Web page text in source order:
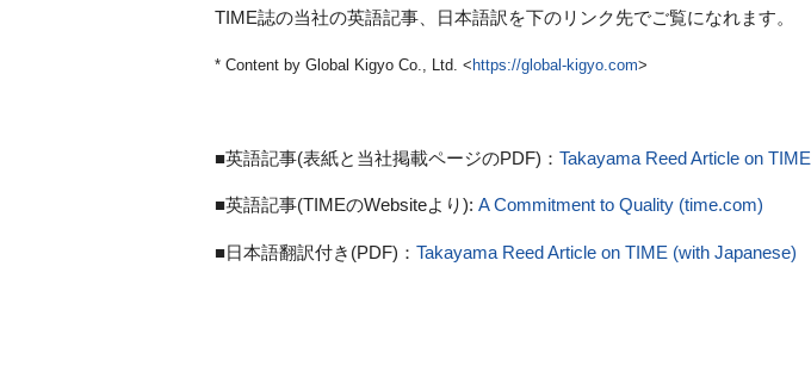
TIME誌の当社の英語記事、日本語訳を下のリンク先でご覧になれます。
* Content by Global Kigyo Co., Ltd. < https://global-kigyo.com>
■英語記事(表紙と当社掲載ページのPDF)： Takayama Reed Article on TIME
■英語記事(TIMEのWebsiteより): A Commitment to Quality (time.com)
■日本語翻訳付き(PDF)： Takayama Reed Article on TIME (with Japanese)